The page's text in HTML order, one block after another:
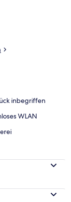
inbegriffen
WLAN